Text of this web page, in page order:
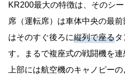
KR200最大の特徴は、そのシ
席（運転席）は車体中央の最
はそのすぐ後ろに縦列で座る
す。まるで複座式の戦闘機を
上部には航空機のキャノピー